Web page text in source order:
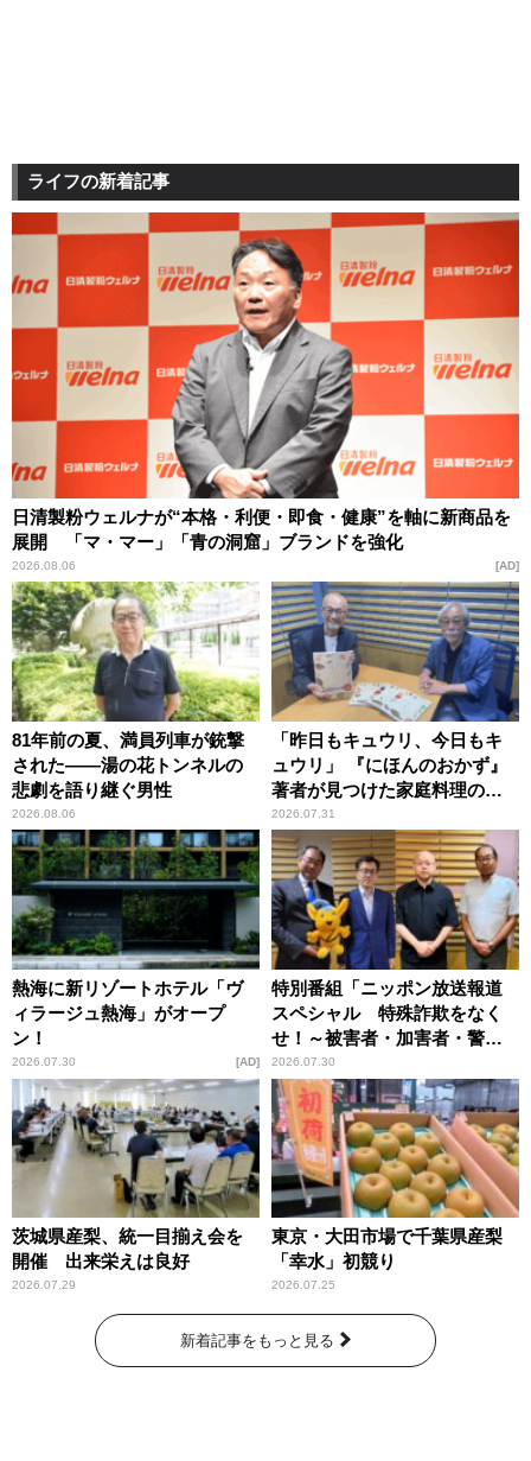
ライフの新着記事
日清製粉ウェルナが“本格・利便・即食・健康”を軸に新商品を
展開 「マ・マー」「青の洞窟」ブランドを強化
2026.08.06 AD
81年前の夏、満員列車が銃撃
された――湯の花トンネルの
悲劇を語り継ぐ男性
2026.08.06
「昨日もキュウリ、今日もキ
ュウリ」 『にほんのおかず』
著者が見つけた家庭料理の知
恵
2026.07.31
熱海に新リゾートホテル「ヴ
ィラージュ熱海」がオープ
ン！
2026.07.30 AD
特別番組「ニッポン放送報道
スペシャル 特殊詐欺をなく
せ！～被害者・加害者・警視
庁が語るトクリュウの実態
～」放送
2026.07.30
茨城県産梨、統一目揃え会を
開催 出来栄えは良好
2026.07.29
東京・大田市場で千葉県産梨
「幸水」初競り
2026.07.25
新着記事をもっと見る